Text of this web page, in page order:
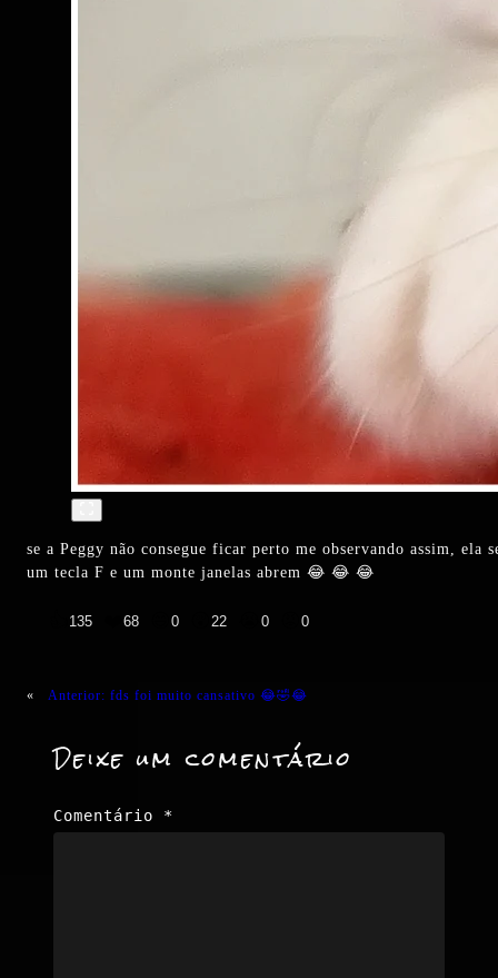
se a Peggy não consegue ficar perto me observando assim,
um tecla F e um monte janelas abrem 😂 😂 😂
135 68 0 22 0 0
« Anterior: fds foi muito cansativo 😂🤣😂
Deixe um comentário
Comentário *